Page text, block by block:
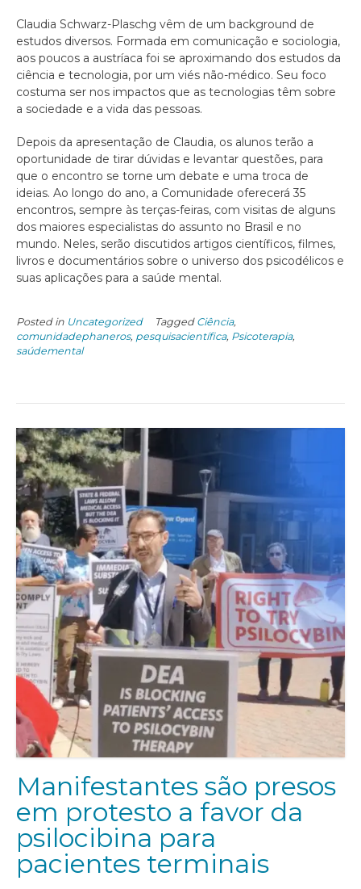
Claudia Schwarz-Plaschg vêm de um background de
estudos diversos. Formada em comunicação e sociologia,
aos poucos a austríaca foi se aproximando dos estudos da
ciência e tecnologia, por um viés não-médico. Seu foco
costuma ser nos impactos que as tecnologias têm sobre
a sociedade e a vida das pessoas.
Depois da apresentação de Claudia, os alunos terão a
oportunidade de tirar dúvidas e levantar questões, para
que o encontro se torne um debate e uma troca de
ideias. Ao longo do ano, a Comunidade oferecerá 35
encontros, sempre às terças-feiras, com visitas de alguns
dos maiores especialistas do assunto no Brasil e no
mundo. Neles, serão discutidos artigos científicos, filmes,
livros e documentários sobre o universo dos psicodélicos e
suas aplicações para a saúde mental.
Posted in Uncategorized Tagged Ciência,
comunidadephaneros, pesquisacientífica, Psicoterapia,
saúdemental
Manifestantes são presos
em protesto a favor da
psilocibina para
pacientes terminais